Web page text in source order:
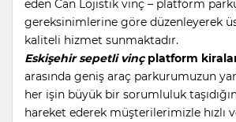
eden Can Lojistik vinç – platform
gereksinimlerine göre düzenleyerek
kaliteli hizmet sunmaktadır.
Eskişehir sepetli vinçplatform
arasında geniş araç parkurumuzun
her işin büyük bir sorumluluk
hareket ederek müşterilerimizle hızlı